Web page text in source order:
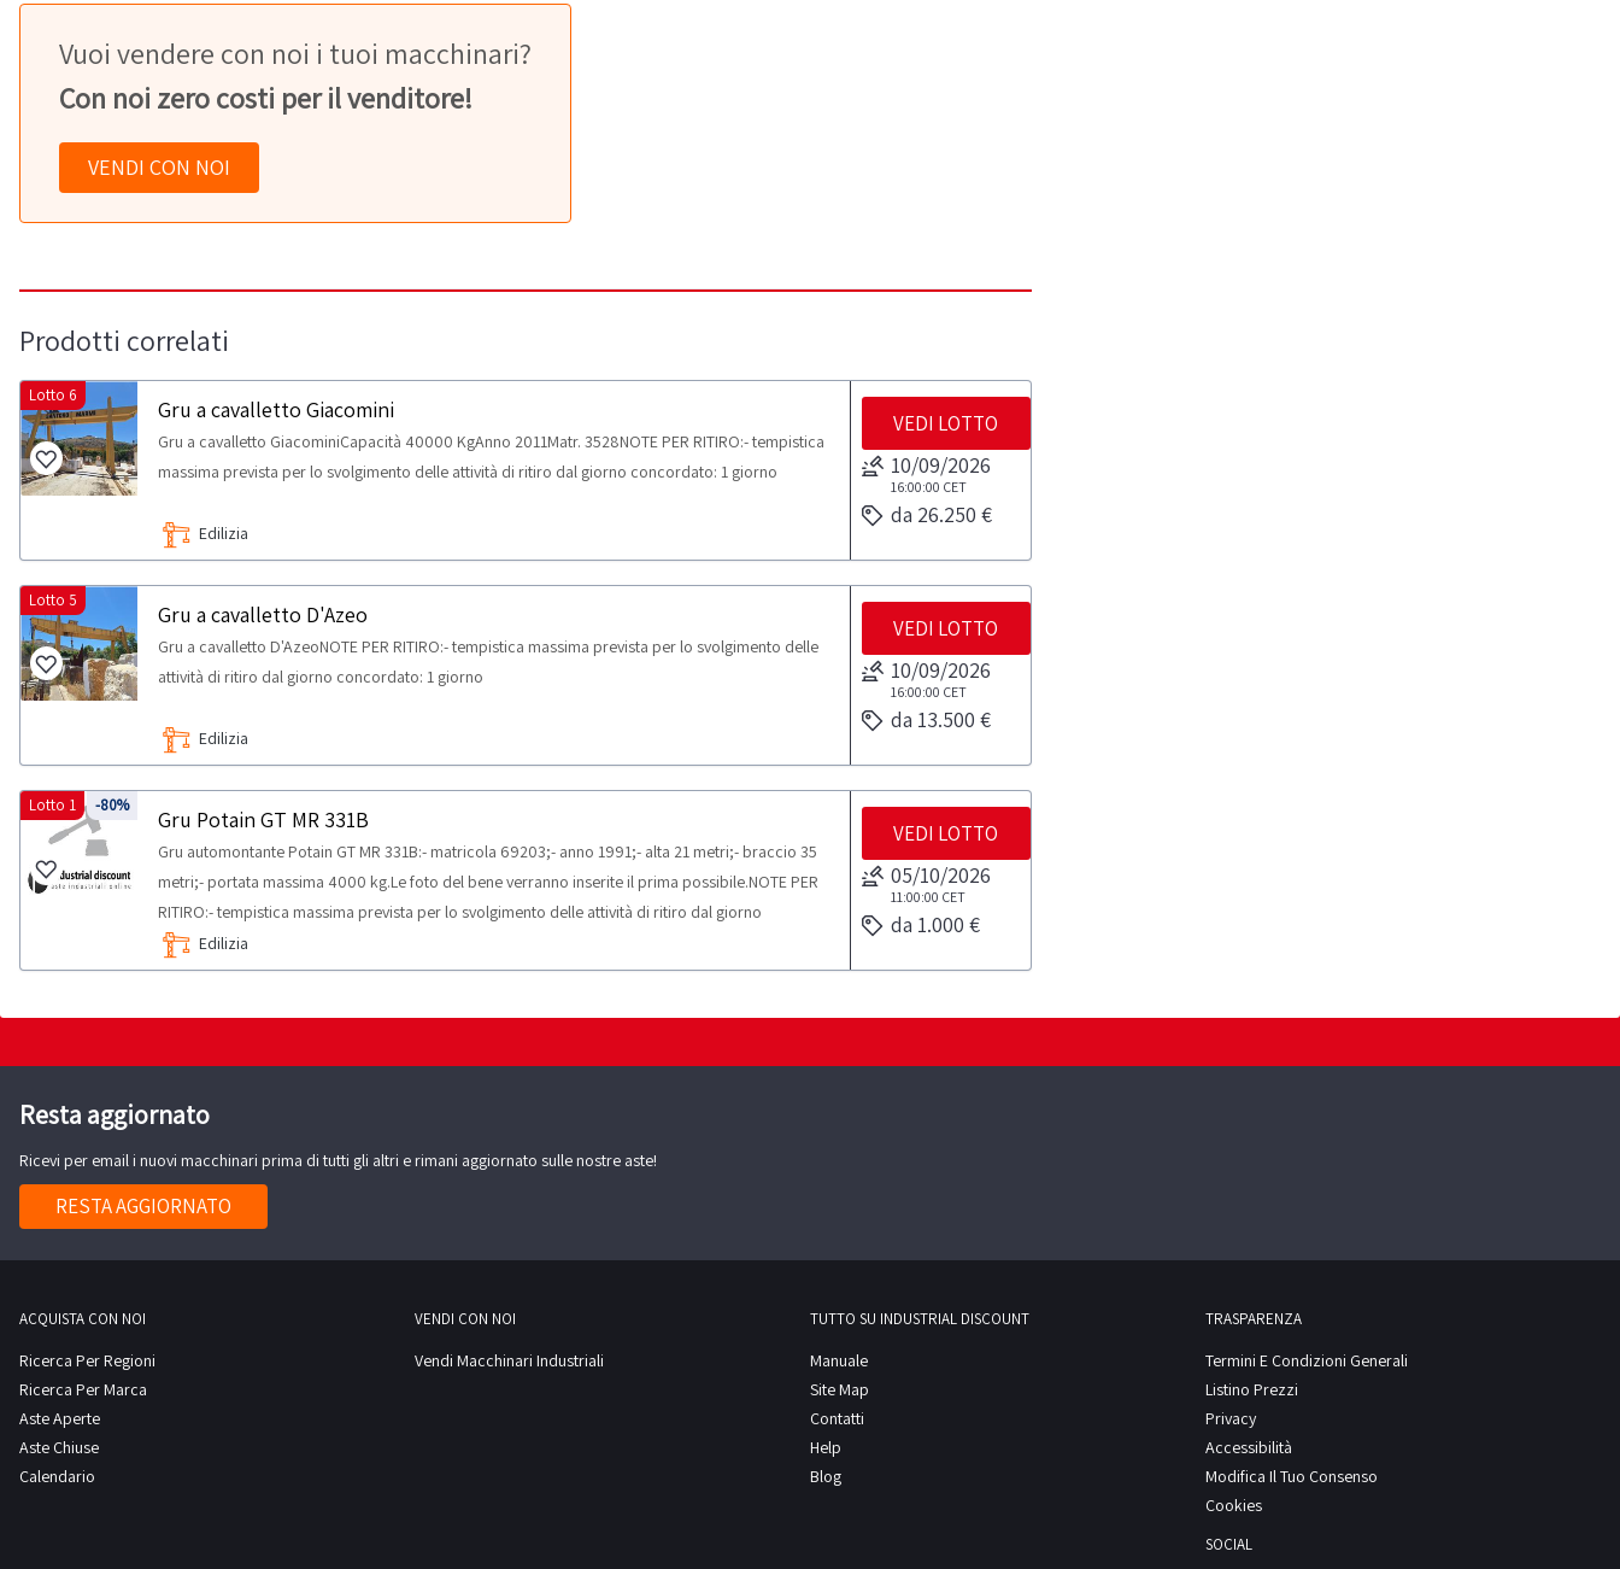
Vuoi vendere con noi i tuoi macchinari?
Con noi zero costi per il venditore!
VENDI CON NOI
Prodotti correlati
Lotto 6
Gru a cavalletto Giacomini
Gru a cavalletto GiacominiCapacità 40000 KgAnno 2011Matr. 3528NOTE PER RITIRO:- tempistica
massima prevista per lo svolgimento delle attività di ritiro dal giorno concordato: 1 giorno
Edilizia
VEDI LOTTO
10/09/2026
16:00:00 CET
da 26.250 €
Lotto 5
Gru a cavalletto D'Azeo
Gru a cavalletto D'AzeoNOTE PER RITIRO:- tempistica massima prevista per lo svolgimento delle
attività di ritiro dal giorno concordato: 1 giorno
Edilizia
VEDI LOTTO
10/09/2026
16:00:00 CET
da 13.500 €
-80%
Lotto 1
Gru Potain GT MR 331B
Gru automontante Potain GT MR 331B:- matricola 69203;- anno 1991;- alta 21 metri;- braccio 35
metri;- portata massima 4000 kg.Le foto del bene verranno inserite il prima possibile.NOTE PER
RITIRO:- tempistica massima prevista per lo svolgimento delle attività di ritiro dal giorno
concordato: 1 giorno
Edilizia
VEDI LOTTO
05/10/2026
11:00:00 CET
da 1.000 €
Resta aggiornato
Ricevi per email i nuovi macchinari prima di tutti gli altri e rimani aggiornato sulle nostre aste!
RESTA AGGIORNATO
ACQUISTA CON NOI
Ricerca Per Regioni
Ricerca Per Marca
Aste Aperte
Aste Chiuse
Calendario
VENDI CON NOI
Vendi Macchinari Industriali
TUTTO SU INDUSTRIAL DISCOUNT
Manuale
Site Map
Contatti
Help
Blog
TRASPARENZA
Termini E Condizioni Generali
Listino Prezzi
Privacy
Accessibilità
Modifica Il Tuo Consenso
Cookies
SOCIAL